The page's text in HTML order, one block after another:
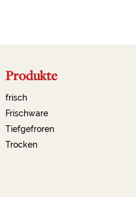
Produkte
frisch
Frischware
Tiefgefroren
Trocken